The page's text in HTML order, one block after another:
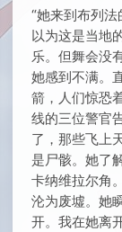
“她来到布列
以为这是当地
乐。但舞会没
她感到不满。
箭，人们惊恐
线的三位警官
了，那些飞上
是尸骸。她了
卡纳维拉尔角
沦为废墟。她
开。我在她离